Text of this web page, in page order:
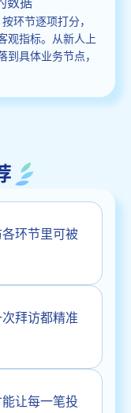
环节逐项打分，
观指标。从新人上
具体业务节点，
环节里可被
拜访都精准
让每一笔投